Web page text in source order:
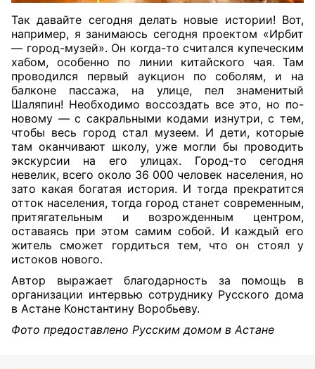
Так давайте сегодня делать новые истории! Вот,
например, я занимаюсь сегодня проектом «Ирбит
— город-музей». Он когда-то считался купеческим
хабом, особенно по линии китайского чая. Там
проводился первый аукцион по соболям, и на
балконе пассажа, на улице, пел знаменитый
Шаляпин! Необходимо воссоздать все это, но по-
новому — с сакральными кодами изнутри, с тем,
чтобы весь город стал музеем. И дети, которые
там оканчивают школу, уже могли бы проводить
экскурсии на его улицах. Город-то сегодня
невелик, всего около 36 000 человек населения, но
зато какая богатая история. И тогда прекратится
отток населения, тогда город станет современным,
притягательным и возрожденным центром,
оставаясь при этом самим собой. И каждый его
житель сможет гордиться тем, что он стоял у
истоков нового.
Автор выражает благодарность за помощь в
организации интервью сотруднику Русского дома
в Астане Константину Воробьеву.
Фото предоставлено Русским домом в Астане